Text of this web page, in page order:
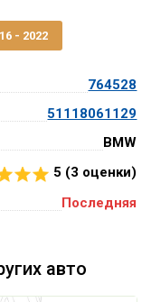
764528
51118061129
BMW
5 (3 оценки)
Последняя
- 2022
авто